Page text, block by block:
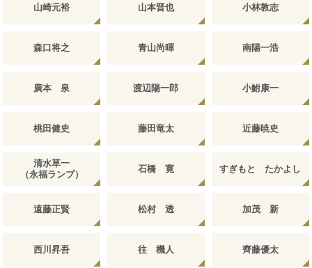
山崎元裕 山本晋也 小林敦志
森口将之 青山尚暉 南陽一浩
廣本 泉 渡辺陽一郎 小鮒康一
桃田健史 藤田竜太 近藤暁史
清水草一
（永福ランプ）
石橋 寛 すぎもと たかよし
遠藤正賢 松村 透 加茂 新
西川昇吾 往 機人 齊藤優太